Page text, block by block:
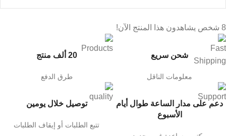
8 شخص يشاهدون هذا المنتج الآن!
شحن سريع
معلومات الناقل
20 ألف منتج
طرق الدفع
دعم على مدار الساعة طوال أيام
الأسبوع
توصيل خلال يومين
تتبع الطلبات أو إيقاف الطلبات